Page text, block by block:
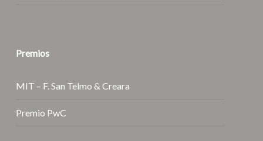
Premios
MIT – F. San Telmo & Creara
Premio PwC